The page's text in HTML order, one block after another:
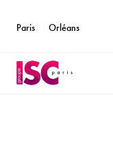
Paris Orléans